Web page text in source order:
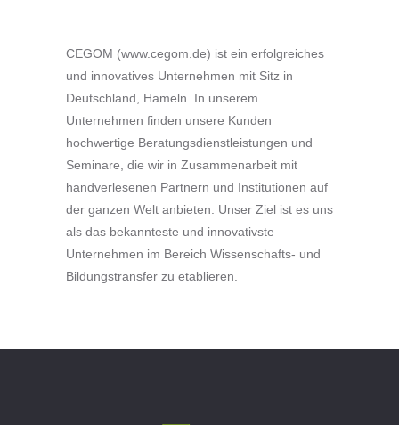
CEGOM (www.cegom.de) ist ein erfolgreiches
und innovatives Unternehmen mit Sitz in
Deutschland, Hameln. In unserem
Unternehmen finden unsere Kunden
hochwertige Beratungsdienstleistungen und
Seminare, die wir in Zusammenarbeit mit
handverlesenen Partnern und Institutionen auf
der ganzen Welt anbieten. Unser Ziel ist es uns
als das bekannteste und innovativste
Unternehmen im Bereich Wissenschafts- und
Bildungstransfer zu etablieren.